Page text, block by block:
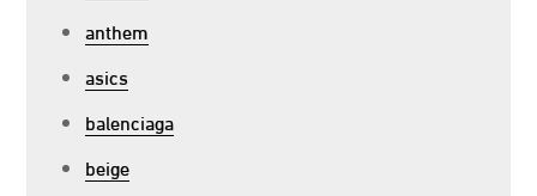
anthem
asics
balenciaga
beige